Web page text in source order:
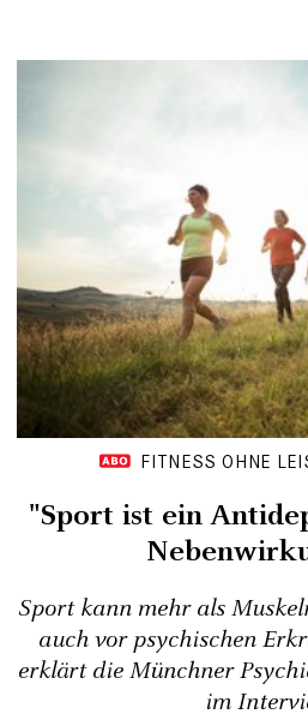
FITNESS OHNE
"Sport ist ein
Sport kann mehr als
auch vor psychischen
erklärt die Münchner
im